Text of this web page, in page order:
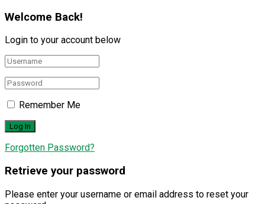
Welcome Back!
Login to your account below
Remember Me
Forgotten Password?
Retrieve your password
Please enter your username or email address to reset your